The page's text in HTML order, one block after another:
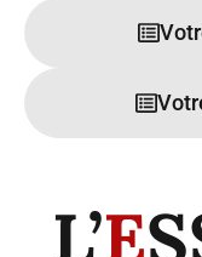
L’E